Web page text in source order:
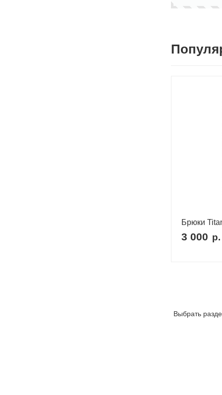
Брюки
3 000 р.
Выбрать